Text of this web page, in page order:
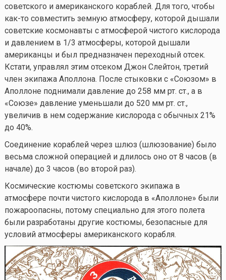
советского и американского кораблей. Для того, чтобы
как-то совместить земную атмосферу, которой дышали
советские космонавты с атмосферой чистого кислорода
и давлением в 1/3 атмосферы, которой дышали
американцы и был предназначен переходный отсек.
Кстати, управлял этим отсеком Джон Слейтон, третий
член экипажа Аполлона. После стыковки с «Союзом» в
Аполлоне поднимали давление до 258 мм рт. ст., а в
«Союзе» давление уменьшали до 520 мм рт. ст.,
увеличив в нем содержание кислорода с обычных 21%
до 40%.
Соединение кораблей через шлюз (шлюзование) было
весьма сложной операцией и длилось оно от 8 часов (в
начале) до 3 часов (во второй раз).
Космические костюмы советского экипажа в
атмосфере почти чистого кислорода в «Аполлоне» были
пожароопасны, потому специально для этого полета
были разработаны другие костюмы, безопасные для
условий атмосферы американского корабля.